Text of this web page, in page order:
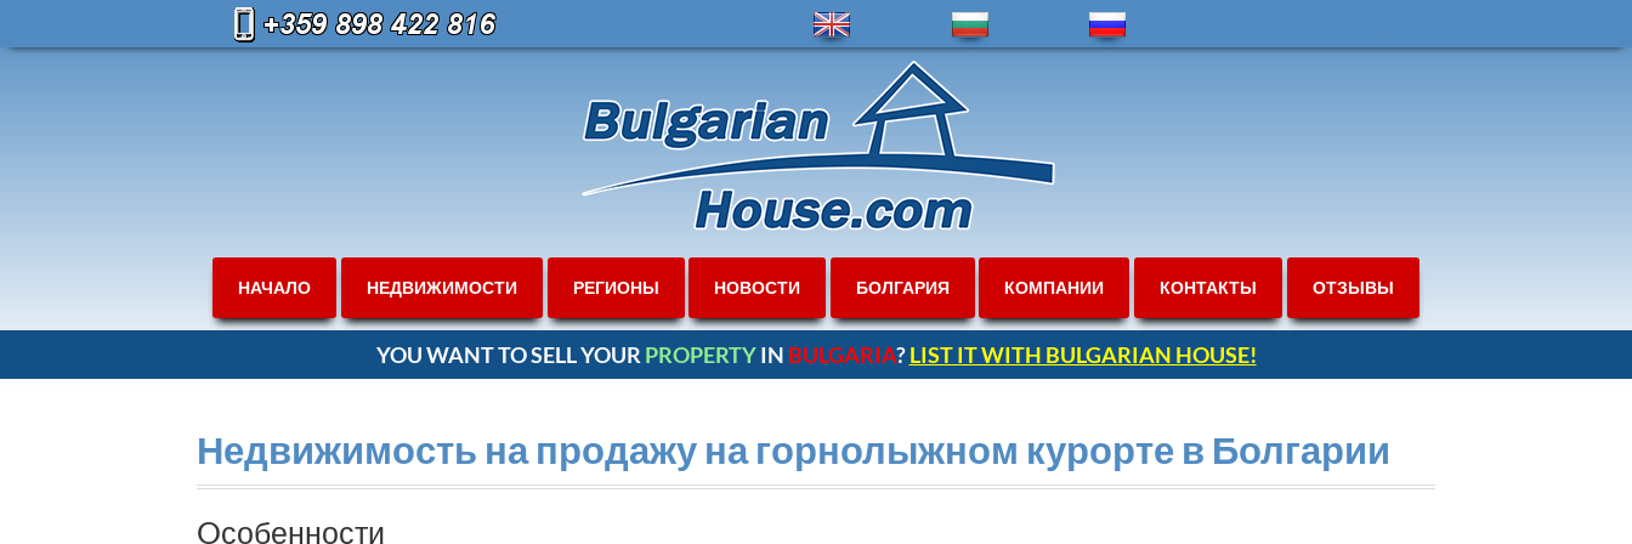
НАЧАЛО НЕДВИЖИМОСТИ РЕГИОНЫ НОВОСТИ БОЛГАРИЯ КОМПАНИИ КОНТАКТЫ ОТЗЫВЫ
YOU WANT TO SELL YOUR PROPERTYIN BULGARIA?LIST IT WITH BULGARIAN HOUSE!
Недвижимость на продажу на горнолыжном курорте в Болгарии
Oсобенности